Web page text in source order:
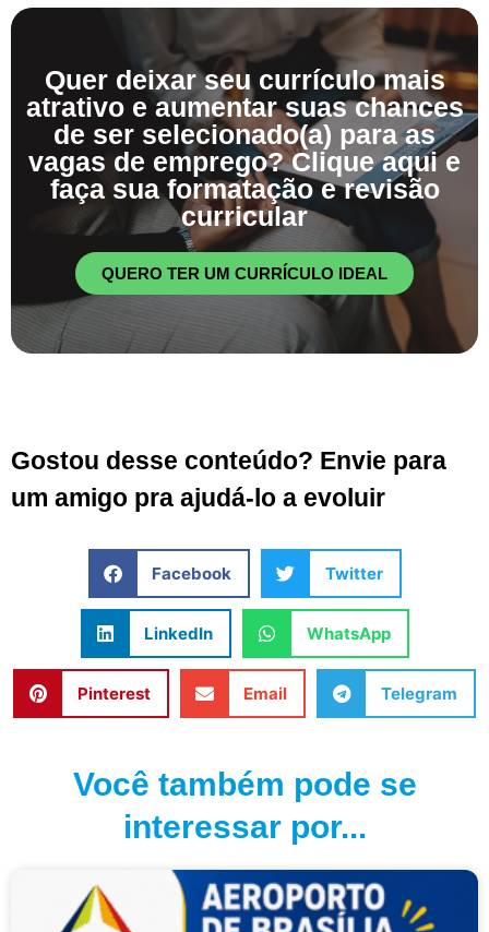
Quer deixar seu currículo mais
atrativo e aumentar suas chances
de ser selecionado(a) para as
vagas de emprego? Clique aqui e
faça sua formatação e revisão
curricular
QUERO TER UM CURRÍCULO IDEAL
Gostou desse conteúdo? Envie para
um amigo pra ajudá-lo a evoluir
Facebook Twitter
LinkedIn WhatsApp
Pinterest Email Telegram
Você também pode se
interessar por...